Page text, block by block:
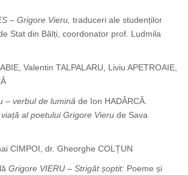
– Grigore Vieru, traduceri ale studenților
Stat din Bălți, coordonator prof. Ludmila
Valentin TALPALARU, Liviu APETROAIE,
– verbul de lumină de Ion HADÂRCĂ.
al poetului Grigore Vieru de Sava
CIMPOI, dr. Gheorghe COLȚUN
Grigore VIERU – Strigăt șoptit: Poeme și